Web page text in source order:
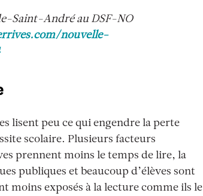
Saint-André au DSF-NO
nouvelle-
lisent peu ce qui engendre la perte
scolaire. Plusieurs facteurs
prennent moins le temps de lire, la
publiques et beaucoup d’élèves sont
moins exposés à la lecture comme ils le